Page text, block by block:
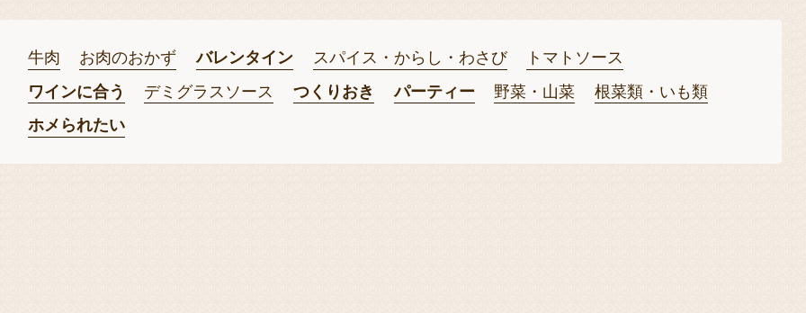
牛肉 お肉のおかず バレンタイン スパイス・からし・わさび
トマトソース
ワインに合う
デミグラスソース つくりおき パーティー 野菜・山菜
根菜類・いも類
ホメられたい